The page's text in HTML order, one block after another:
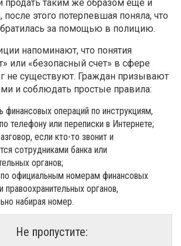
продать таким же образом еще и
после этого потерпевшая поняла, что
за помощью в полицию.
напоминают, что понятия
или «безопасный счет» в сфере
не существуют. Граждан призывают
и соблюдать простые правила:
финансовых операций по инструкциям,
телефону или переписки в Интернете;
если кто-то звонит и
сотрудниками банка или
органов;
по официальным номерам финансовых
правоохранительных органов,
набирая номер.
Не пропустите: